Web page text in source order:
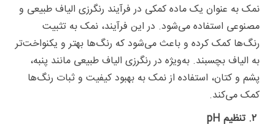
نمک به عنوان یک ماده کمکی در فرآیند رنگرزی الیاف طبیعی و
مصنوعی استفاده می‌شود. در این فرآیند، نمک به تثبیت
رنگ‌ها کمک کرده و باعث می‌شود که رنگ‌ها بهتر و یکنواخت‌تر
به الیاف بچسبند. به‌ویژه در رنگرزی الیاف طبیعی مانند پنبه،
پشم و کتان، استفاده از نمک به بهبود کیفیت و ثبات رنگ‌ها
کمک می‌کند.